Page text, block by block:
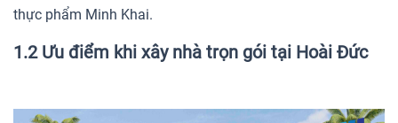
thực phẩm Minh Khai.
1.2 Ưu điểm khi xây nhà trọn gói tại Hoài Đức